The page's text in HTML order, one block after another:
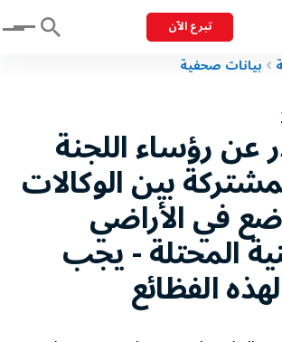
تبرع الآن Menu
بيانات صحفية
عن رؤساء اللجنة
بين الوكالات
في الأراضي
المحتلة - يجب
الفظائع